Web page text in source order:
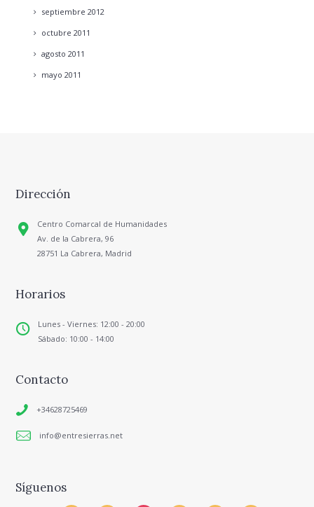
septiembre 2012
octubre 2011
agosto 2011
mayo 2011
Dirección
Centro Comarcal de Humanidades
Av. de la Cabrera, 96
28751 La Cabrera, Madrid
Horarios
Lunes - Viernes: 12:00 - 20:00
Sábado: 10:00 - 14:00
Contacto
+34628725469
info@entresierras.net
Síguenos